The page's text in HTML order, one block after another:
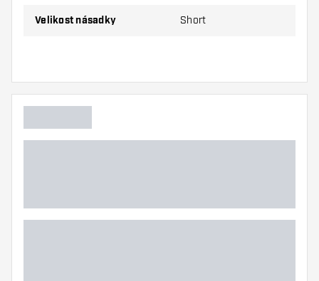
Ujistěte se, že máte po ruce dostatek letky a
Vyzkoušejte různé velikosti násadky, abyste
Velikost násadky Short